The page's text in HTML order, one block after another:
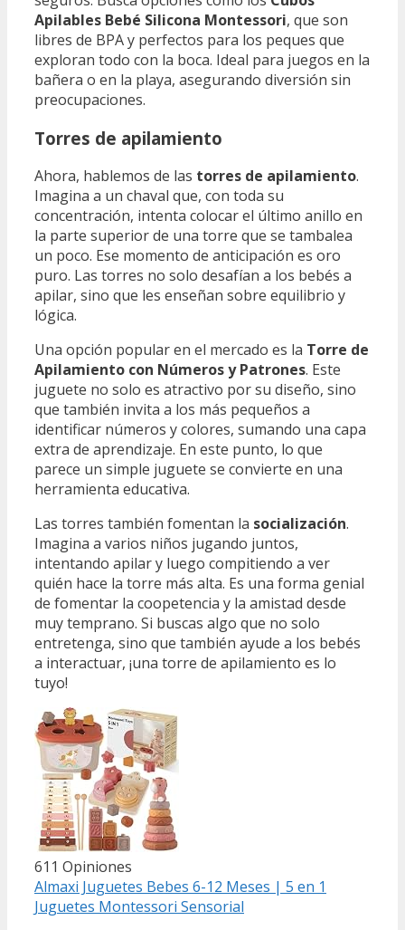
Apilables Bebé Silicona Montessori, que son
libres de BPA y perfectos para los peques que
exploran todo con la boca. Ideal para juegos en la
bañera o en la playa, asegurando diversión sin
preocupaciones.
Torres de apilamiento
Ahora, hablemos de las torres de apilamiento.
Imagina a un chaval que, con toda su
concentración, intenta colocar el último anillo en
la parte superior de una torre que se tambalea
un poco. Ese momento de anticipación es oro
puro. Las torres no solo desafían a los bebés a
apilar, sino que les enseñan sobre equilibrio y
lógica.
Una opción popular en el mercado es la Torre de
Apilamiento con Números y Patrones. Este
juguete no solo es atractivo por su diseño, sino
que también invita a los más pequeños a
identificar números y colores, sumando una capa
extra de aprendizaje. En este punto, lo que
parece un simple juguete se convierte en una
herramienta educativa.
Las torres también fomentan la socialización.
Imagina a varios niños jugando juntos,
intentando apilar y luego compitiendo a ver
quién hace la torre más alta. Es una forma genial
de fomentar la coopetencia y la amistad desde
muy temprano. Si buscas algo que no solo
entretenga, sino que también ayude a los bebés
a interactuar, ¡una torre de apilamiento es lo
tuyo!
611 Opiniones
Almaxi Juguetes Bebes 6-12 Meses | 5 en 1
Juguetes Montessori Sensorial